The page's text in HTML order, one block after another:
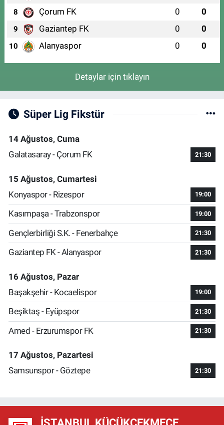
8 Çorum FK 0 0
9 Gaziantep FK 0 0
10 Alanyaspor 0 0
Detaylar için tıklayın
Süper Lig Fikstür
14 Ağustos, Cuma
Galatasaray - Çorum FK
21:30
15 Ağustos, Cumartesi
Konyaspor - Rizespor
19:00
Kasımpaşa - Trabzonspor 19:00
Gençlerbirliği S.K. - Fenerbahçe 21:30
Gaziantep FK - Alanyaspor 21:30
16 Ağustos, Pazar
Başakşehir - Kocaelispor
19:00
Beşiktaş - Eyüpspor 21:30
Amed - Erzurumspor FK 21:30
17 Ağustos, Pazartesi
Samsunspor - Göztepe
21:30